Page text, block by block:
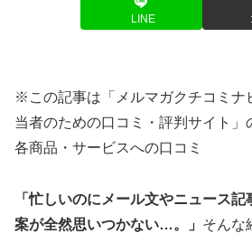
LINE
※この記事は「メルマガクチコミナ
当者のための口コミ・評判サイト」
各商品・サービスへの口コミ
「忙しいのにメール文やニュース
案が全然思いつかない…。」 そんな